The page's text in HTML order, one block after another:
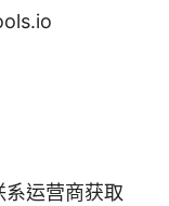
运营商获取